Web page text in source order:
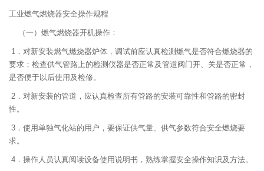
工业燃气燃烧器安全操作规程
（一）燃气燃烧器开机操作：
1．对新安装燃气燃烧器炉体，调试前应认真检测燃气是否符合燃烧器的
要求；检查供气管路上的检测仪器是否正常及管道阀门开、关是否正常，
是否便于以后使用及检修。
2．对新安装的管道，应认真检查所有管路的安装可靠性和管路的密封
性。
3．使用单独气化站的用户，要保证供气量、供气参数符合安全燃烧要
求。
4．操作人员认真阅读设备使用说明书，熟练掌握安全操作知识及方法。